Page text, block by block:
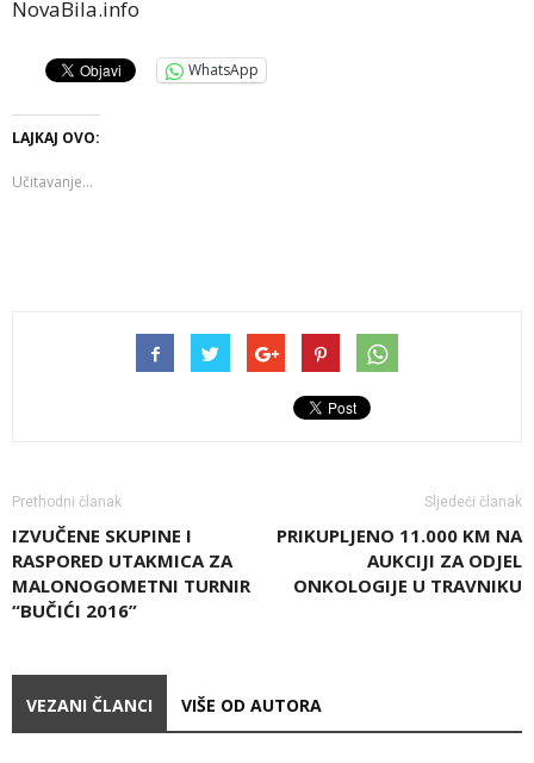
NovaBila.info
WhatsApp
LAJKAJ OVO:
Učitavanje...
Prethodni članak
IZVUČENE SKUPINE I
RASPORED UTAKMICA ZA
MALONOGOMETNI TURNIR
“BUČIĆI 2016”
Sljedeći članak
PRIKUPLJENO 11.000 KM NA
AUKCIJI ZA ODJEL
ONKOLOGIJE U TRAVNIKU
VEZANI ČLANCI VIŠE OD AUTORA